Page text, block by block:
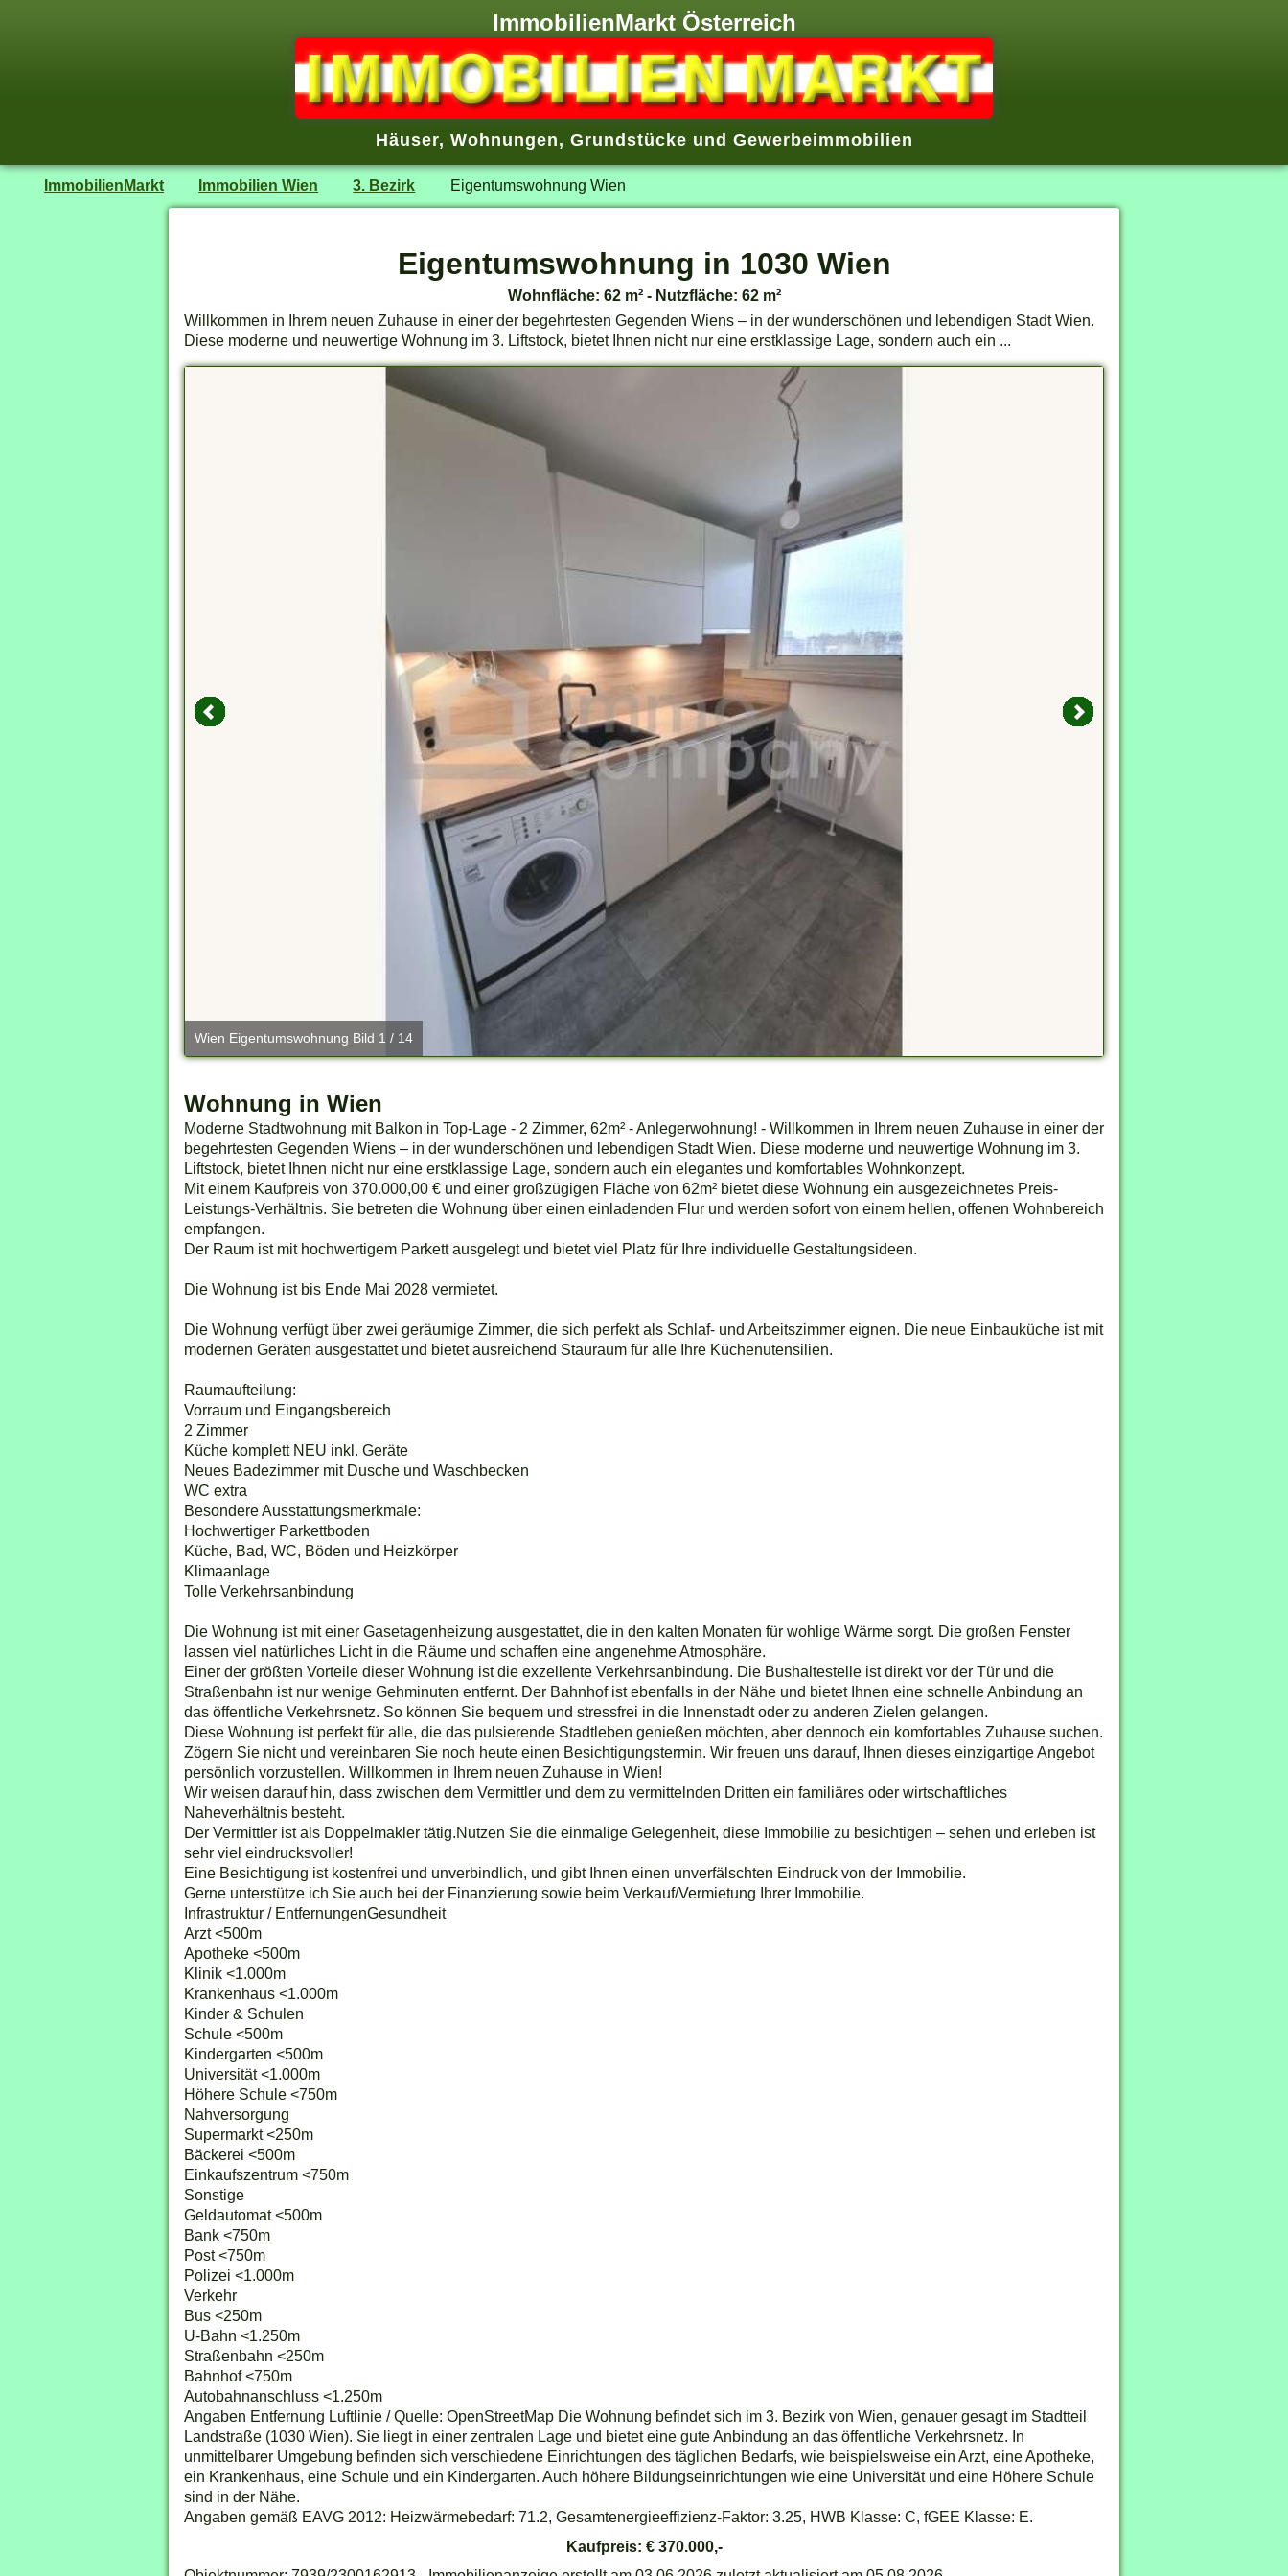
ImmobilienMarkt Österreich
Häuser, Wohnungen, Grundstücke und Gewerbeimmobilien
ImmobilienMarkt Immobilien Wien 3. Bezirk Eigentumswohnung Wien
Eigentumswohnung in 1030 Wien
Wohnfläche: 62 m² - Nutzfläche: 62 m²
Willkommen in Ihrem neuen Zuhause in einer der begehrtesten Gegenden Wiens – in der wunderschönen und lebendigen Stadt Wien.
Diese moderne und neuwertige Wohnung im 3. Liftstock, bietet Ihnen nicht nur eine erstklassige Lage, sondern auch ein ...
Wien Eigentumswohnung Bild 1 / 14
Wohnung in Wien
Moderne Stadtwohnung mit Balkon in Top-Lage - 2 Zimmer, 62m² - Anlegerwohnung! - Willkommen in Ihrem neuen Zuhause in einer der
begehrtesten Gegenden Wiens – in der wunderschönen und lebendigen Stadt Wien. Diese moderne und neuwertige Wohnung im 3.
Liftstock, bietet Ihnen nicht nur eine erstklassige Lage, sondern auch ein elegantes und komfortables Wohnkonzept.
Mit einem Kaufpreis von 370.000,00 € und einer großzügigen Fläche von 62m² bietet diese Wohnung ein ausgezeichnetes Preis-
Leistungs-Verhältnis. Sie betreten die Wohnung über einen einladenden Flur und werden sofort von einem hellen, offenen Wohnbereich
empfangen.
Der Raum ist mit hochwertigem Parkett ausgelegt und bietet viel Platz für Ihre individuelle Gestaltungsideen.
Die Wohnung ist bis Ende Mai 2028 vermietet.
Die Wohnung verfügt über zwei geräumige Zimmer, die sich perfekt als Schlaf- und Arbeitszimmer eignen. Die neue Einbauküche ist mit
modernen Geräten ausgestattet und bietet ausreichend Stauraum für alle Ihre Küchenutensilien.
Raumaufteilung:
Vorraum und Eingangsbereich
2 Zimmer
Küche komplett NEU inkl. Geräte
Neues Badezimmer mit Dusche und Waschbecken
WC extra
Besondere Ausstattungsmerkmale:
Hochwertiger Parkettboden
Küche, Bad, WC, Böden und Heizkörper
Klimaanlage
Tolle Verkehrsanbindung
Die Wohnung ist mit einer Gasetagenheizung ausgestattet, die in den kalten Monaten für wohlige Wärme sorgt. Die großen Fenster
lassen viel natürliches Licht in die Räume und schaffen eine angenehme Atmosphäre.
Einer der größten Vorteile dieser Wohnung ist die exzellente Verkehrsanbindung. Die Bushaltestelle ist direkt vor der Tür und die
Straßenbahn ist nur wenige Gehminuten entfernt. Der Bahnhof ist ebenfalls in der Nähe und bietet Ihnen eine schnelle Anbindung an
das öffentliche Verkehrsnetz. So können Sie bequem und stressfrei in die Innenstadt oder zu anderen Zielen gelangen.
Diese Wohnung ist perfekt für alle, die das pulsierende Stadtleben genießen möchten, aber dennoch ein komfortables Zuhause suchen.
Zögern Sie nicht und vereinbaren Sie noch heute einen Besichtigungstermin. Wir freuen uns darauf, Ihnen dieses einzigartige Angebot
persönlich vorzustellen. Willkommen in Ihrem neuen Zuhause in Wien!
Wir weisen darauf hin, dass zwischen dem Vermittler und dem zu vermittelnden Dritten ein familiäres oder wirtschaftliches
Naheverhältnis besteht.
Der Vermittler ist als Doppelmakler tätig.Nutzen Sie die einmalige Gelegenheit, diese Immobilie zu besichtigen – sehen und erleben ist
sehr viel eindrucksvoller!
Eine Besichtigung ist kostenfrei und unverbindlich, und gibt Ihnen einen unverfälschten Eindruck von der Immobilie.
Gerne unterstütze ich Sie auch bei der Finanzierung sowie beim Verkauf/Vermietung Ihrer Immobilie.
Infrastruktur / EntfernungenGesundheit
Arzt <500m
Apotheke <500m
Klinik <1.000m
Krankenhaus <1.000m
Kinder & Schulen
Schule <500m
Kindergarten <500m
Universität <1.000m
Höhere Schule <750m
Nahversorgung
Supermarkt <250m
Bäckerei <500m
Einkaufszentrum <750m
Sonstige
Geldautomat <500m
Bank <750m
Post <750m
Polizei <1.000m
Verkehr
Bus <250m
U-Bahn <1.250m
Straßenbahn <250m
Bahnhof <750m
Autobahnanschluss <1.250m
Angaben Entfernung Luftlinie / Quelle: OpenStreetMap Die Wohnung befindet sich im 3. Bezirk von Wien, genauer gesagt im Stadtteil
Landstraße (1030 Wien). Sie liegt in einer zentralen Lage und bietet eine gute Anbindung an das öffentliche Verkehrsnetz. In
unmittelbarer Umgebung befinden sich verschiedene Einrichtungen des täglichen Bedarfs, wie beispielsweise ein Arzt, eine Apotheke,
ein Krankenhaus, eine Schule und ein Kindergarten. Auch höhere Bildungseinrichtungen wie eine Universität und eine Höhere Schule
sind in der Nähe.
Angaben gemäß EAVG 2012: Heizwärmebedarf: 71.2, Gesamtenergieeffizienz-Faktor: 3.25, HWB Klasse: C, fGEE Klasse: E.
Kaufpreis: € 370.000,-